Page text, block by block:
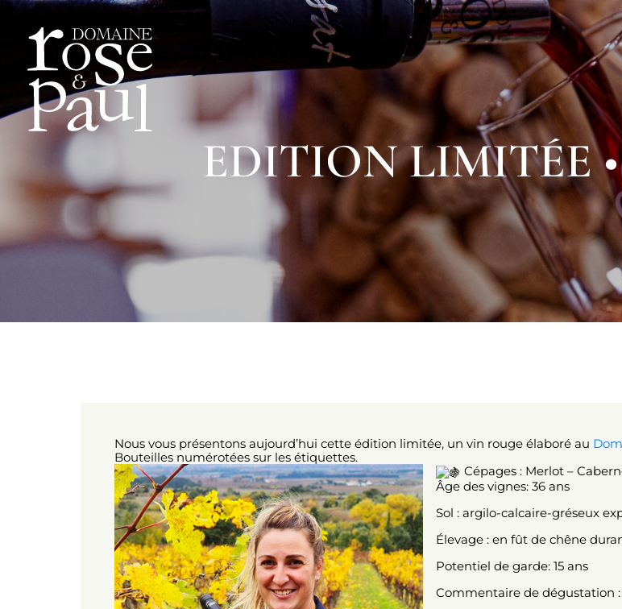
EDITION LIMITÉE
Nous vous présentons aujourd’hui cette édition limitée, un vin rouge élaboré au
Bouteilles numérotées sur les étiquettes.
Cépages : Merlot –
Âge des vignes: 36 ans
Sol : argilo-calcaire-gréseux
Élevage : en fût de chêne
Potentiel de garde: 15 ans
Commentaire de dégustation :